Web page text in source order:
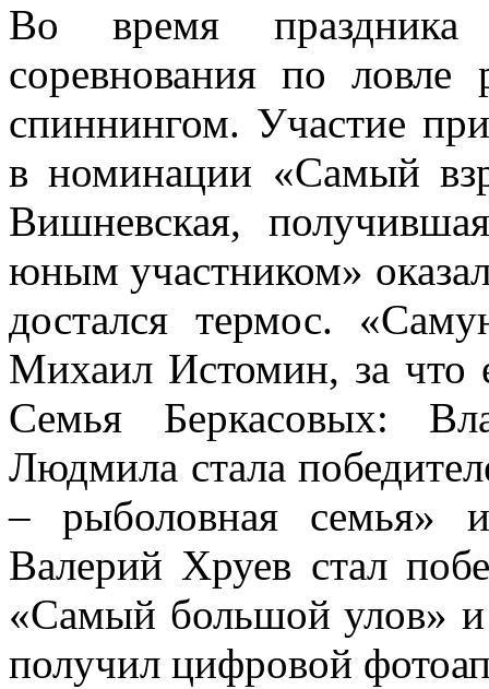
Во время
соревнования по
спиннингом. Участие
в номинации «Самый
Вишневская,
юным участником»
достался термос.
Михаил Истомин, за что
Семья Беркасовых:
Людмила стала
– рыболовная семья»
Валерий Хруев стал
«Самый большой улов»
получил цифровой